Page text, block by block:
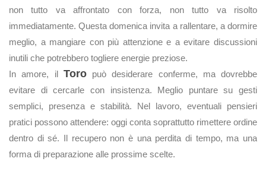
non tutto va affrontato con forza, non tutto va risolto
immediatamente. Questa domenica invita a rallentare, a dormire
meglio, a mangiare con più attenzione e a evitare discussioni
inutili che potrebbero togliere energie preziose.
In amore, il Toropuò desiderare conferme, ma dovrebbe
evitare di cercarle con insistenza. Meglio puntare su gesti
semplici, presenza e stabilità. Nel lavoro, eventuali pensieri
pratici possono attendere: oggi conta soprattutto rimettere ordine
dentro di sé. Il recupero non è una perdita di tempo, ma una
forma di preparazione alle prossime scelte.